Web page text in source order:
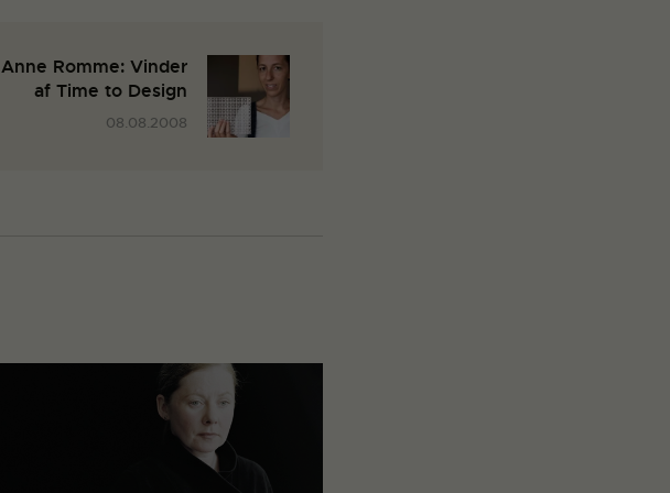
Anne Romme: Vinder
af Time to Design
08.08.2008